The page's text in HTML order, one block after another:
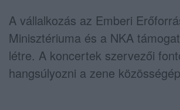
A vállalkozás az Emberi
Minisztériuma és a NKA
létre. A koncertek szervezői
hangsúlyozni a zene